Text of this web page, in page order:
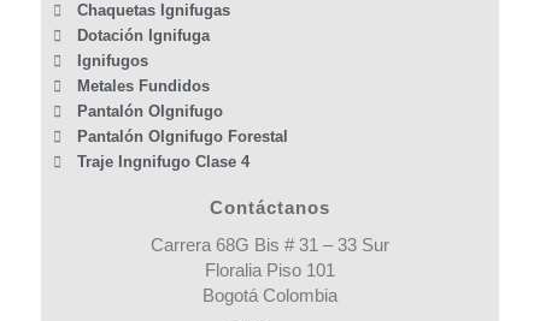
Chaquetas Ignifugas
Dotación Ignifuga
Ignifugos
Metales Fundidos
Pantalón OIgnifugo
Pantalón OIgnifugo Forestal
Traje Ingnifugo Clase 4
Contáctanos
Carrera 68G Bis # 31 – 33 Sur
Floralia Piso 101
Bogotá Colombia